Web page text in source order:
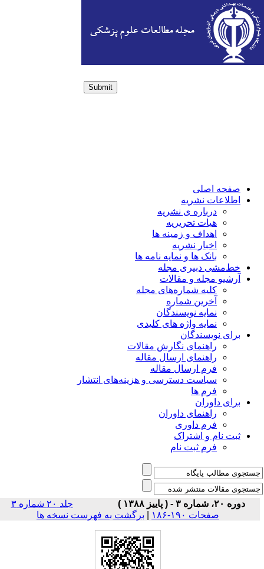
Submit
صفحه اصلی
اطلاعات نشریه
درباره ی نشریه
هیات تحریریه
اهداف و زمینه ها
اخبار نشریه
بانک ها و نمایه نامه ها
خط‌مشی دبیری مجله
آرشیو مجله و مقالات
کلیه شماره‌های مجله
آخرین شماره
نمایه نویسندگان
نمایه واژه های کلیدی
برای نویسندگان
راهنمای نگارش مقالات
راهنمای ارسال مقاله
فرم ارسال مقاله
سیاست دسترسی و هزینه‌های انتشار
فرم ها
برای داوران
راهنمای داوران
فرم داوری
ثبت نام و اشتراک
فرم ثبت نام
دوره ۲۰، شماره ۳ - ( پاییز ۱۳۸۸ )
جلد ۲۰ شماره ۳
صفحات ۱۹۰-۱۸۶
| برگشت به فهرست نسخه ها